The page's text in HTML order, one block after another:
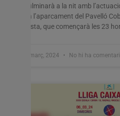
culminarà a la nit amb
en l’aparcament del Pavelló
festa, que començarà les 23
1 març, 2024 No hi ha